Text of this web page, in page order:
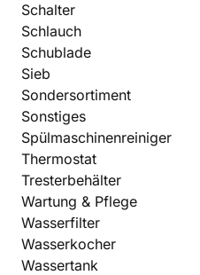
Schalter
Schlauch
Schublade
Sieb
Sondersortiment
Sonstiges
Spülmaschinenreiniger
Thermostat
Tresterbehälter
Wartung & Pflege
Wasserfilter
Wasserkocher
Wassertank